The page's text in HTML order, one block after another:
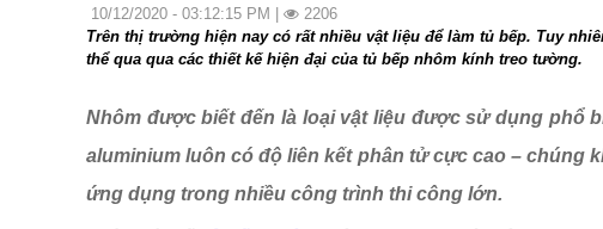
10/12/2020 - 03:12:15 PM |
2206
Trên thị trường hiện nay có rất nhiều vật liệu để làm tủ bếp. Tuy
thể qua qua các thiết kế hiện đại của tủ bếp nhôm kính treo tường.
Nhôm được biết đến là loại vật liệu được sử dụng phổ
aluminium luôn có độ liên kết phân tử cực cao – chúng
ứng dụng trong nhiều công trình thi công lớn.